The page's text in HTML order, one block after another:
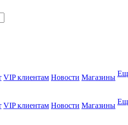
VIP клиентам Новости Магазины
VIP клиентам Новости Магазины